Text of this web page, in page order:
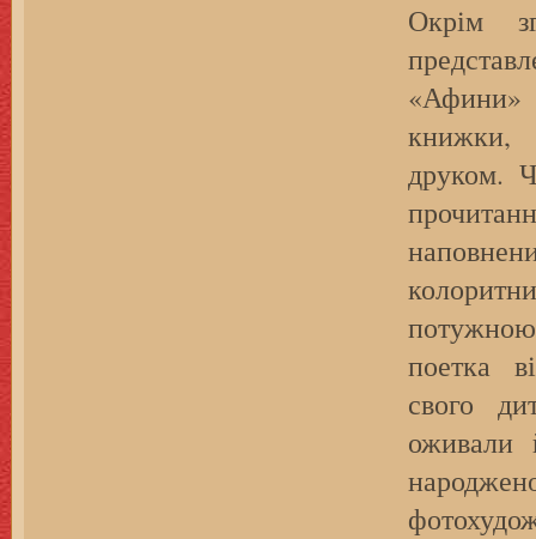
Окрім
книжки,
друком.
поетка
свого
оживали